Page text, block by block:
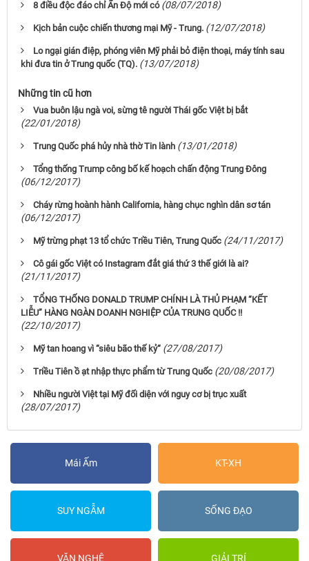
8 điều độc đáo chỉ Ấn Độ mới có (08/07/2018)
Kịch bản cuộc chiến thương mại Mỹ - Trung. (12/07/2018)
Lo ngại gián điệp, phóng viên Mỹ phải bỏ điện thoại, máy tính sau
khi đưa tin ở Trung quốc (TQ). (13/07/2018)
Những tin cũ hơn
Vua buôn lậu ngà voi, sừng tê người Thái gốc Việt bị bắt
(22/01/2018)
Trung Quốc phá hủy nhà thờ Tin lành (13/01/2018)
Tổng thống Trump công bố kế hoạch chấn động Trung Đông
(06/12/2017)
Cháy rừng hoành hành California, hàng chục nghìn dân sơ tán
(06/12/2017)
Mỹ trừng phạt 13 tổ chức Triều Tiên, Trung Quốc (24/11/2017)
Cô gái gốc Việt có Instagram đắt giá thứ 3 thế giới là ai?
(21/11/2017)
TỔNG THỐNG DONALD TRUMP CHÍNH LÀ THỦ PHẠM “KẾT
LIỄU” HÀNG NGÀN DOANH NGHIỆP CỦA TRUNG QUỐC !!
(22/10/2017)
Mỹ tan hoang vì “siêu bão thế kỷ“ (27/08/2017)
Triều Tiên ồ ạt nhập thực phẩm từ Trung Quốc (20/08/2017)
Nhiều người Việt tại Mỹ đối diện với nguy cơ bị trục xuất
(28/07/2017)
Mái Ấm KT-XH
SUY NGẪM SỐNG ĐẠO
VĂN NGHỆ GIẢI TRÍ